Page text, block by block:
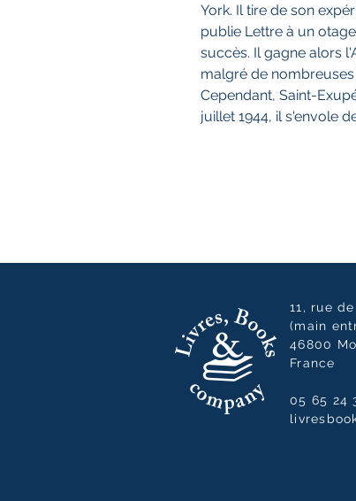
York. Il tire de son
publie Lettre à un
succès. Il gagne alors
malgré de
Cependant, Saint-
juillet 1944, il s'envole
11, rue
(main
46800
France
05 65 24